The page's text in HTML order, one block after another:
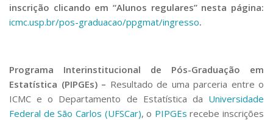
inscrição clicando em “Alunos regulares” nesta página:
icmc.usp.br/pos-graduacao/ppgmat/ingresso.
Programa Interinstitucional de Pós-Graduação em
Estatística (PIPGEs) – Resultado de uma parceria entre o
ICMC e o Departamento de Estatística da Universidade
Federal de São Carlos (UFSCar), o PIPGEs recebe inscrições